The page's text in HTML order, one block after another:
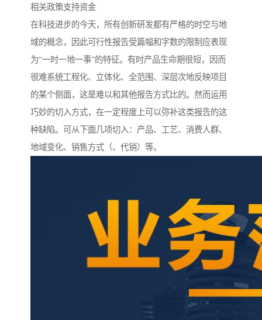
相关政策支持资金
在科技进步的今天，所有创新研发都有严格的时空与地
域的概念，因此可行性报告受篇幅和字数的限制应表现
为“一时一地一事”的特征。有时产品生命期很短，因而
很难系统工程化、立体化、全范围、深层次地反映项目
的某个侧面，这是难以和其他报告方式比的。然而运用
巧妙的切入方式，在一定程度上可以弥补这类报告的这
种缺陷。可从下面几项切入：产品、工艺、消费人群、
地域变化、销售方式（、代销）等。